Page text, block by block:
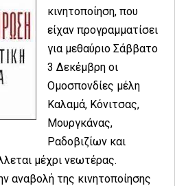
κινητοποίηση, που
είχαν προγραμματίσει
για μεθαύριο Σάββατο
3 Δεκέμβρη οι
Ομοσπονδίες μέλη
Καλαμά, Κόνιτσας,
Μουργκάνας,
Ραδοβιζίων και
μέχρι νεωτέρας.
αναβολή της κινητοποίησης